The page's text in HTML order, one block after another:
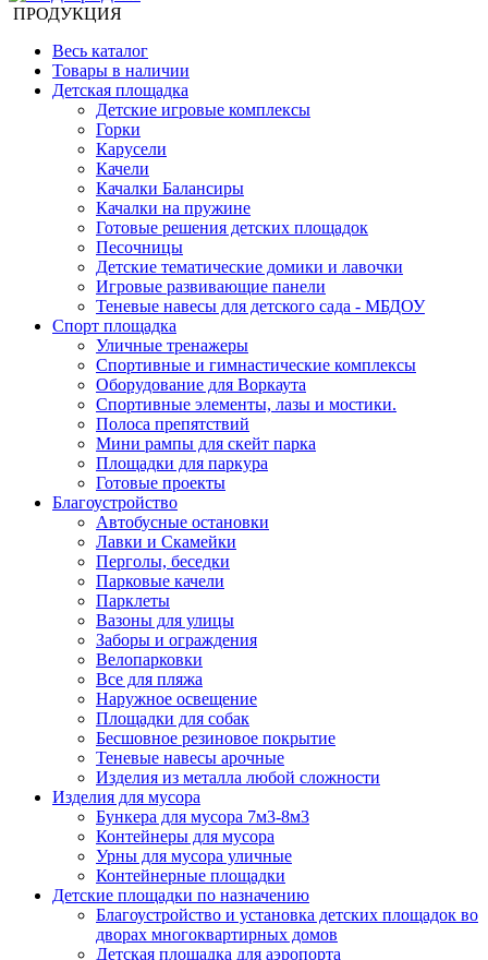
ПРОДУКЦИЯ
Весь каталог
Товары в наличии
Детская площадка
Детские игровые комплексы
Горки
Карусели
Качели
Качалки Балансиры
Качалки на пружине
Готовые решения детских площадок
Песочницы
Детские тематические домики и лавочки
Игровые развивающие панели
Теневые навесы для детского сада - МБДОУ
Спорт площадка
Уличные тренажеры
Спортивные и гимнастические комплексы
Оборудование для Воркаута
Спортивные элементы, лазы и мостики.
Полоса препятствий
Мини рампы для скейт парка
Площадки для паркура
Готовые проекты
Благоустройство
Автобусные остановки
Лавки и Скамейки
Перголы, беседки
Парковые качели
Парклеты
Вазоны для улицы
Заборы и ограждения
Велопарковки
Все для пляжа
Наружное освещение
Площадки для собак
Бесшовное резиновое покрытие
Теневые навесы арочные
Изделия из металла любой сложности
Изделия для мусора
Бункера для мусора 7м3-8м3
Контейнеры для мусора
Урны для мусора уличные
Контейнерные площадки
Детские площадки по назначению
Благоустройство и установка детских площадок во
дворах многоквартирных домов
Детская площадка для аэропорта